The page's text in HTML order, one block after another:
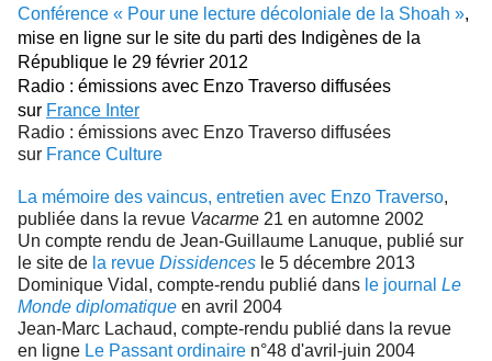
Conférence « Pour une lecture décoloniale de la Shoah »,
mise en ligne sur le site du parti des Indigènes de la
République le 29 février 2012
Radio : émissions avec Enzo Traverso diffusées
sur France Inter
Radio : émissions avec Enzo Traverso diffusées
sur France Culture
La mémoire des vaincus, entretien avec Enzo Traverso,
publiée dans la revue Vacarme 21 en automne 2002
Un compte rendu de Jean-Guillaume Lanuque, publié sur
le site de la revue Dissidences le 5 décembre 2013
Dominique Vidal, compte-rendu publié dans le journal Le
Monde diplomatique en avril 2004
Jean-Marc Lachaud, compte-rendu publié dans la revue
en ligne Le Passant ordinaire n°48 d'avril-juin 2004